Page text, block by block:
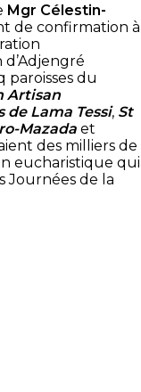
Mgr Célestin-
de confirmation à
d’Adjengré
paroisses du
Artisan
de Lama Tessi, St
Mazada et
des milliers de
eucharistique qui
Journées de la